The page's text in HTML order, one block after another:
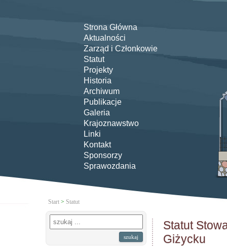
Strona Główna
Aktualności
Zarząd i Członkowie
Statut
Projekty
Historia
Archiwum
Publikacje
Galeria
Krajoznawstwo
Linki
Kontakt
Sponsorzy
Sprawozdania
Start > Statut
Statut
Giżycku